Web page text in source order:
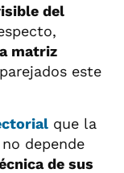
del
matriz
este
que la
depende
de sus